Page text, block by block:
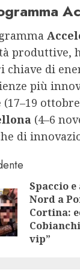
produttive,
chiave di
più
(17–19
(4–6
di
Spaccio
Nord a
Cortina:
vip”